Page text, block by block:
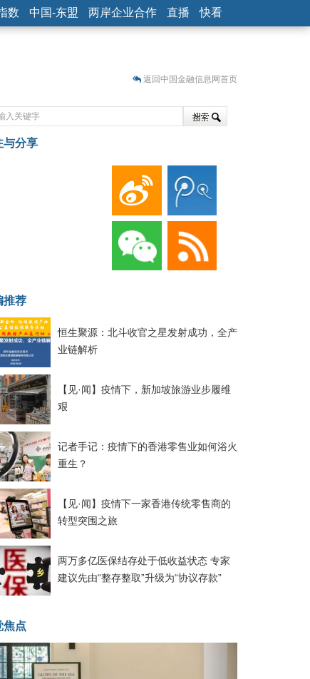
数 中国-东盟 两岸企业合作 直播 快看
返回中国金融信息网首页
与分享
推荐
恒生聚源：北斗收官之星发射成功，全产
业链解析
【见·闻】疫情下，新加坡旅游业步履维
艰
记者手记：疫情下的香港零售业如何浴火
重生？
【见·闻】疫情下一家香港传统零售商的
转型突围之旅
两万多亿医保结存处于低收益状态 专家
建议先由“整存整取”升级为“协议存款”
焦点